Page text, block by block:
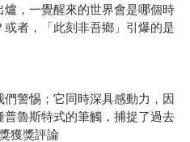
，一覺醒來的世界會是哪個時
者，「此刻非吾鄉」引爆的是
警惕；它同時深具感動力，因
魯斯特式的筆觸，捕捉了過去
獲獎評論